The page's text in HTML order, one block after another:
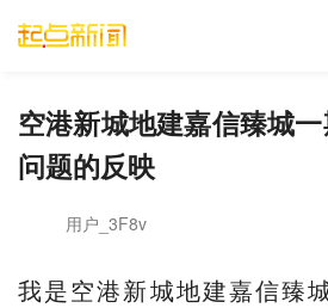
空港新城地建嘉信臻城
问题的反映
用户_3F8v
我是空港新城地建嘉信臻